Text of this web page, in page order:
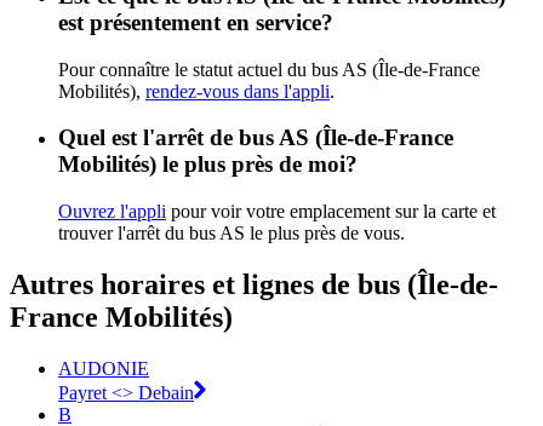
est présentement en service?
Pour connaître le statut actuel du bus AS (Île-de-France
Mobilités), rendez-vous dans l'appli.
Quel est l'arrêt de bus AS (Île-de-France
Mobilités) le plus près de moi?
Ouvrez l'appli pour voir votre emplacement sur la carte et
trouver l'arrêt du bus AS le plus près de vous.
Autres horaires et lignes de bus (Île-de-
France Mobilités)
AUDONIE
Payret <> Debain
B